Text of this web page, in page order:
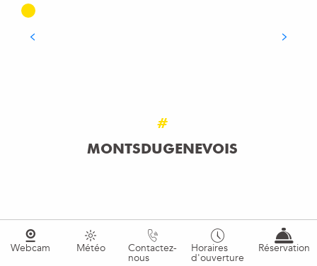
#
MONTSDUGENEVOIS
Webcam Météo Contactez-
nous
Horaires
d'ouverture
Réservation